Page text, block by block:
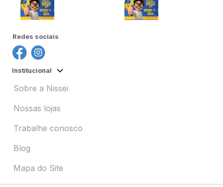
Redes sociais
Institucional
Sobre a Nissei
Nossas lojas
Trabalhe conosco
Blog
Mapa do Site